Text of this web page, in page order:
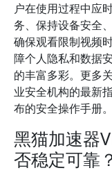
户在使用过程中应
务、保持设备安全
确保观看限制视频
障个人隐私和数据
的丰富多彩。更多
业安全机构的最新
布的安全操作手册。
黑猫加速器
否稳定可靠